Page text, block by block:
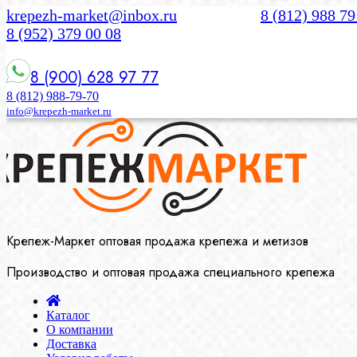
krepezh-market@inbox.ru
8 (812) 988
8 (952) 379 00 08
8 (900) 628 97 77
8 (812) 988-79-70
info@krepezh-market.ru
Крепеж-Маркет оптовая продажа крепежа и метизов
Производство и оптовая продажа специального крепежа
Каталог
О компании
Доставка